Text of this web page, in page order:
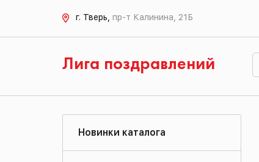
г. Тверь, пр-т Калинина, 21Б
Лига поздравлений
Новинки каталога